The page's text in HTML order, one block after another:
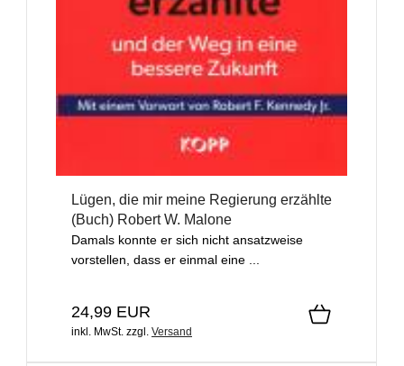
Lügen, die mir meine Regierung erzählte
(Buch) Robert W. Malone
Damals konnte er sich nicht ansatzweise
vorstellen, dass er einmal eine ...
24,99 EUR
inkl. MwSt. zzgl. Versand